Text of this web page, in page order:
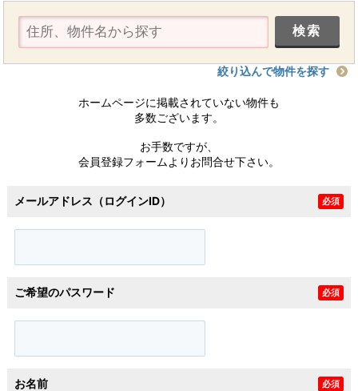
絞り込んで物件を探す
ホームページに掲載されていない物件も
多数ございます。
お手数ですが、
会員登録フォームよりお問合せ下さい。
メールアドレス（ログインID） 必須
ご希望のパスワード 必須
お名前 必須